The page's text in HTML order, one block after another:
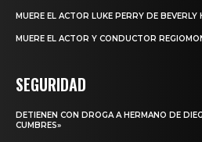
MUERE EL ACTOR LUKE PERRY DE
MUERE EL ACTOR Y CONDUCTOR
SEGURIDAD
DETIENEN CON DROGA A HERMANO DE
CUMBRES»